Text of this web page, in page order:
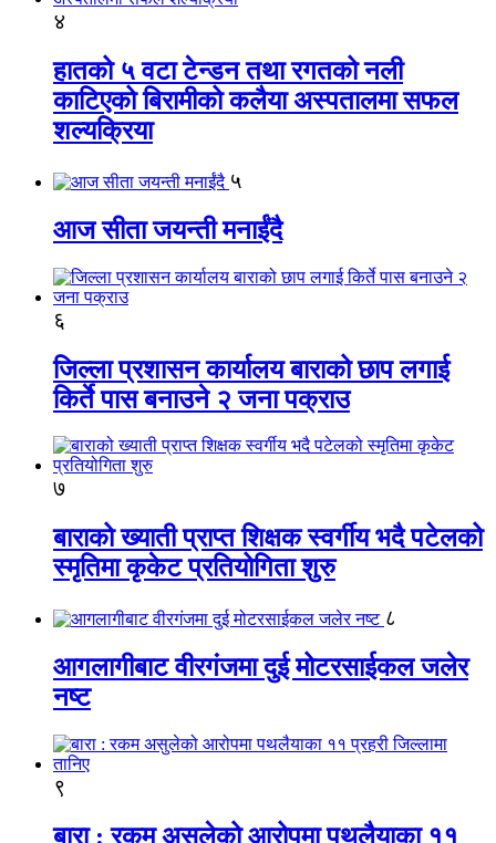
४
हातको ५ वटा टेन्डन तथा रगतको नली
काटिएको बिरामीको कलैया अस्पतालमा सफल
शल्यक्रिया
५
आज सीता जयन्ती मनाईंदै
६
जिल्ला प्रशासन कार्यालय बाराको छाप लगाई
किर्ते पास बनाउने २ जना पक्राउ
७
बाराको ख्याती प्राप्त शिक्षक स्वर्गीय भदै पटेलको
स्मृतिमा कृकेट प्रतियोगिता शुरु
८
आगलागीबाट वीरगंजमा दुई मोटरसाईकल जलेर
नष्ट
९
बारा : रकम असुलेको आरोपमा पथलैयाका ११